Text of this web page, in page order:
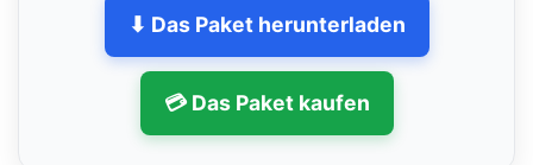
⬇ Das Paket herunterladen
💳 Das Paket kaufen